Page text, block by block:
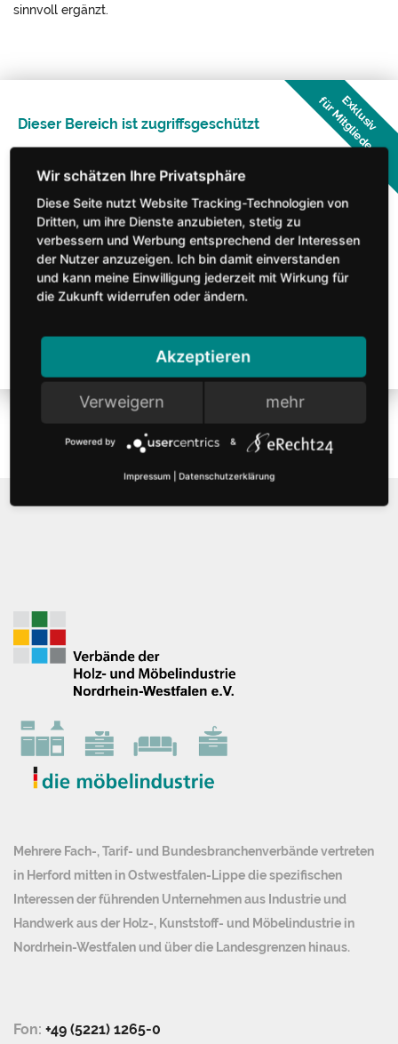
sinnvoll ergänzt.
Exklusiv
für Mitglieder
Dieser Bereich ist zugriffsgeschützt
Bitte melden Sie sich an.
Haben Sie Fragen zur Mitgliedschaft?
Hier Anmelden
Jetzt Mitglied werden
Mehrere Fach-, Tarif- und Bundesbranchenverbände vertreten
in Herford mitten in Ostwestfalen-Lippe die spezifischen
Interessen der führenden Unternehmen aus Industrie und
Handwerk aus der Holz-, Kunststoff- und Möbelindustrie in
Nordrhein-Westfalen und über die Landesgrenzen hinaus.
Fon: +49 (5221) 1265-0
Diese Seite nutzt Website Tracking-Technologien von
Dritten, um ihre Dienste anzubieten, stetig zu
verbessern und Werbung entsprechend der Interessen
der Nutzer anzuzeigen. Ich bin damit einverstanden
und kann meine Einwilligung jederzeit mit Wirkung für
die Zukunft widerrufen oder ändern.
Akzeptieren
Verweigern mehr
Powered by &
Impressum Datenschutzerklärung